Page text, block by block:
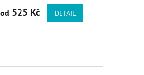
od 525 Kč DETAIL